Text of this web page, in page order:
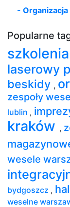
-
Popularne
szkolenia
laserowy
beskidy ,
zespoły
lublin ,
kraków ,
wesele
bydgoszcz ,
weselne